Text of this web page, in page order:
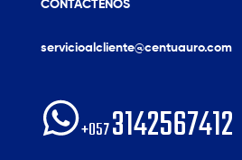
CONTÁCTENOS
servicioalcliente@centuauro.com
+0573142567412